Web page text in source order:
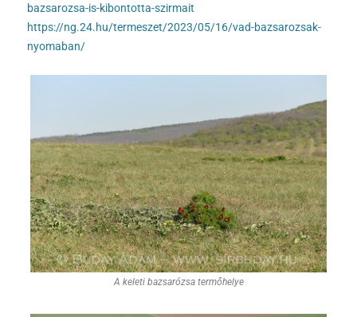
bazsarozsa-is-kibontotta-szirmait
https://ng.24.hu/termeszet/2023/05/16/vad-bazsarozsak-
nyomaban/
A keleti bazsarózsa termőhelye